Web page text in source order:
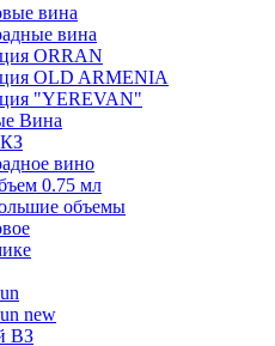
вина
вина
ORRAN
OLD ARMENIA
"YEREVAN"
Вина
вино
0.75 мл
объемы
new
ВЗ